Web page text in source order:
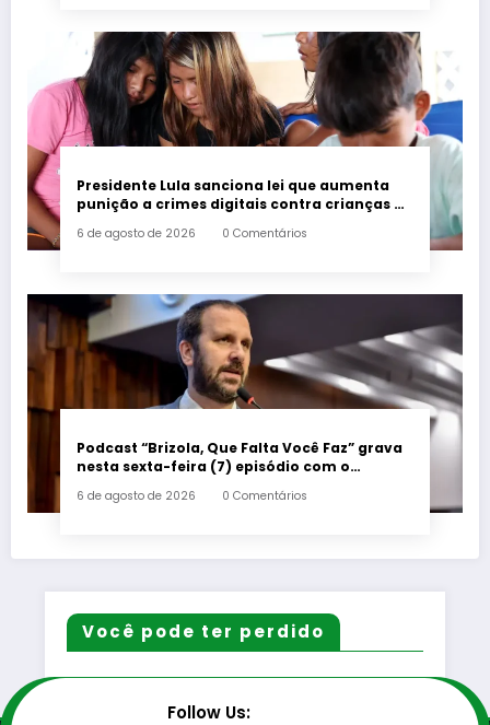
Presidente Lula sanciona lei que aumenta
punição a crimes digitais contra crianças é
6 de agosto de 2026 0 Comentários
Podcast “Brizola, Que Falta Você Faz” grava
nesta sexta-feira (7) episódio com o
6 de agosto de 2026 0 Comentários
Você pode ter perdido
Follow Us: